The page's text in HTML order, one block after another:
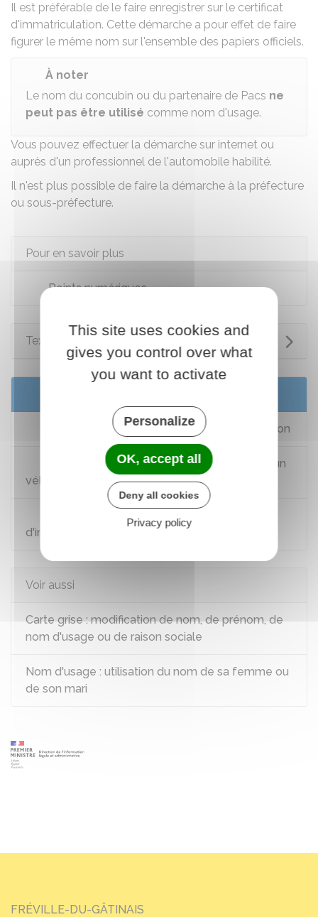
Il est préférable de le faire enregistrer sur le certificat
d'immatriculation. Cette démarche a pour effet de faire
figurer le même nom sur l'ensemble des papiers officiels.
À noter
Le nom du concubin ou du partenaire de Pacs ne
peut pas être utilisé comme nom d'usage.
Vous pouvez effectuer la démarche sur internet ou
auprès d'un professionnel de l'automobile habilité.
Il n'est plus possible de faire la démarche à la préfecture
ou sous-préfecture.
Pour en savoir plus
Points numériques
Textes de référence
Calculer le coût du certificat d'immatriculation
Demande de certificat d'immatriculation d'un
véhicule
Suivez votre demande de certificat
d'immatriculation
Voir aussi
Carte grise : modification de nom, de prénom, de
nom d'usage ou de raison sociale
Nom d'usage : utilisation du nom de sa femme ou
de son mari
FRÉVILLE-DU-GÂTINAIS
This site uses cookies and
gives you control over what
you want to activate
Personalize
OK, accept all
Deny all cookies
Privacy policy